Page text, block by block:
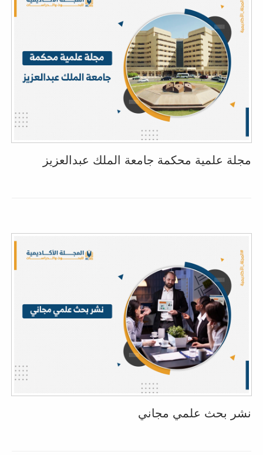
مجلة علمية محكمة جامعة الملك عبدالعزيز
نشر بحث علمي مجاني